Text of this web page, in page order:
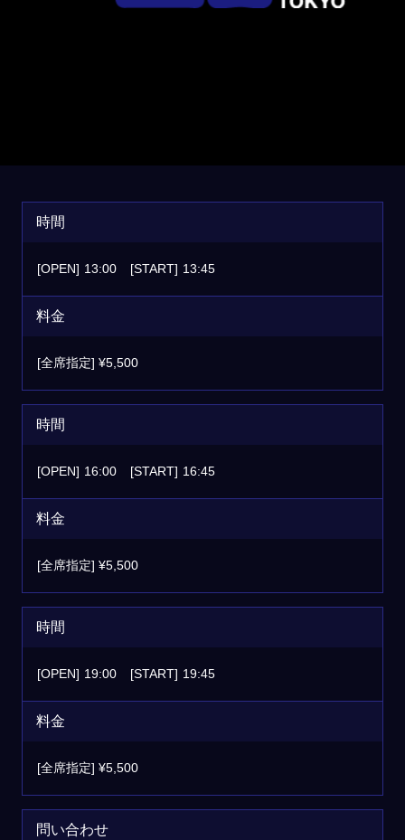
時間
[OPEN] 13:00 [START] 13:45
料金
[全席指定] ¥5,500
時間
[OPEN] 16:00 [START] 16:45
料金
[全席指定] ¥5,500
時間
[OPEN] 19:00 [START] 19:45
料金
[全席指定] ¥5,500
問い合わせ